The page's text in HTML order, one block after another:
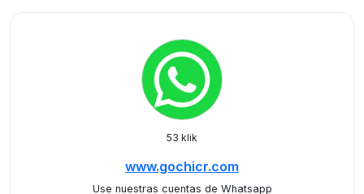
53 klik
www.gochicr.com
Use nuestras cuentas de Whatsapp